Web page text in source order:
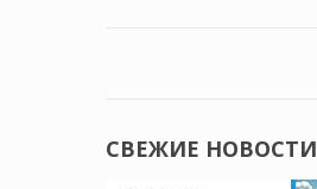
СВЕЖИЕ НОВОСТИ